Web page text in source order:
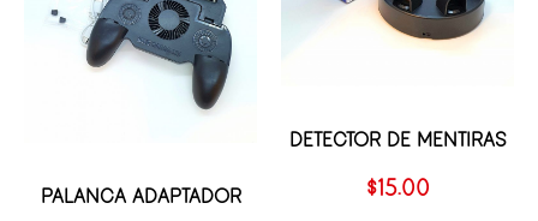
PALANCA ADAPTADOR
DETECTOR DE MENTIRAS
$15.00